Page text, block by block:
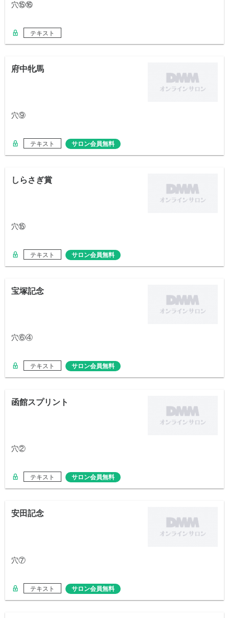
穴⑮⑯
テキスト
府中牝馬
穴⑨
テキスト サロン会員無料
しらさぎ賞
穴⑮
テキスト サロン会員無料
宝塚記念
穴⑥④
テキスト サロン会員無料
函館スプリント
穴②
テキスト サロン会員無料
安田記念
穴⑦
テキスト サロン会員無料